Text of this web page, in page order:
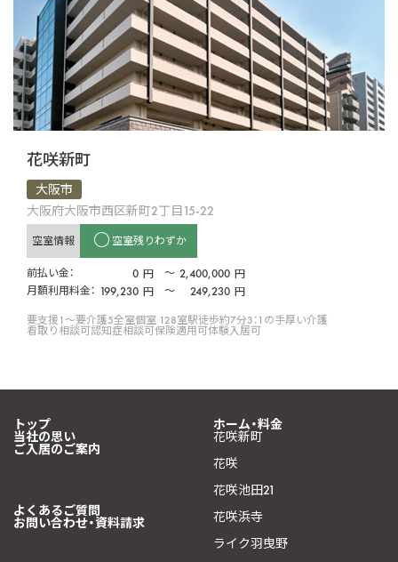
花咲新町
大阪市
大阪府大阪市西区新町2丁目15-22
空室情報 空室残りわずか
前払い金： 0 円 〜 2,400,000 円
月額利用料金： 199,230 円 〜 249,230 円
要支援1〜要介護5全室個室 128室駅徒歩約7分3：1の手厚い介護
看取り相談可認知症相談可保険適用可体験入居可
トップ
当社の思い
ご入居のご案内
ホーム・料金
花咲新町
花咲
花咲池田21
花咲浜寺
ライク羽曳野
よくあるご質問
お問い合わせ・資料請求